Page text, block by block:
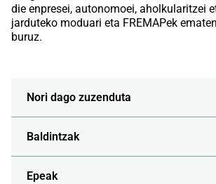
die enpresei, autonomoei, aholkularitzei
jarduteko moduari eta FREMAPek
buruz.
Nori dago zuzenduta
Baldintzak
Epeak